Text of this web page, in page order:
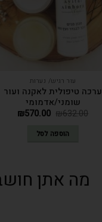
עור רגיש/ נערות
ערכה טיפולית לאקנה ועור
שומני/אדמומי
₪632.00
₪570.00
הוספה לסל
מה אתן